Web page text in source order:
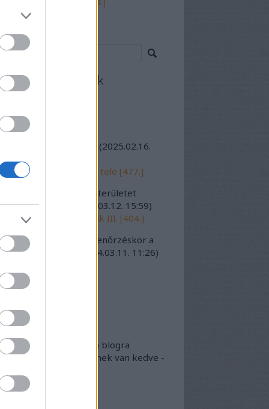
oldalunk
szavak
(2025.02.16.
)
Orczy tér, 1982 tele [477.]
A bontási és építési területet
kesken...
2024.03.12. 15:59)
saga folytatódik III. [404.]
Aktuális kéményellenőrzéskor a
kémyénys...
2024.03.11. 11:26)
20
egyben található meg a blogra
összes doksi, akinek van kedve -